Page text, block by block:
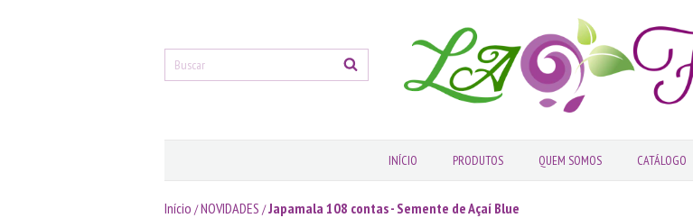
INÍCIO PRODUTOS QUEM SOMOS CATÁLOGO
Início /NOVIDADES /Japamala 108 contas - Semente de Açaí Blue